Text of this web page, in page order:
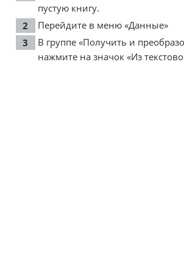
пустую книгу.
Перейдите в меню «Данные»
В группе «Получить и
нажмите на значок «Из